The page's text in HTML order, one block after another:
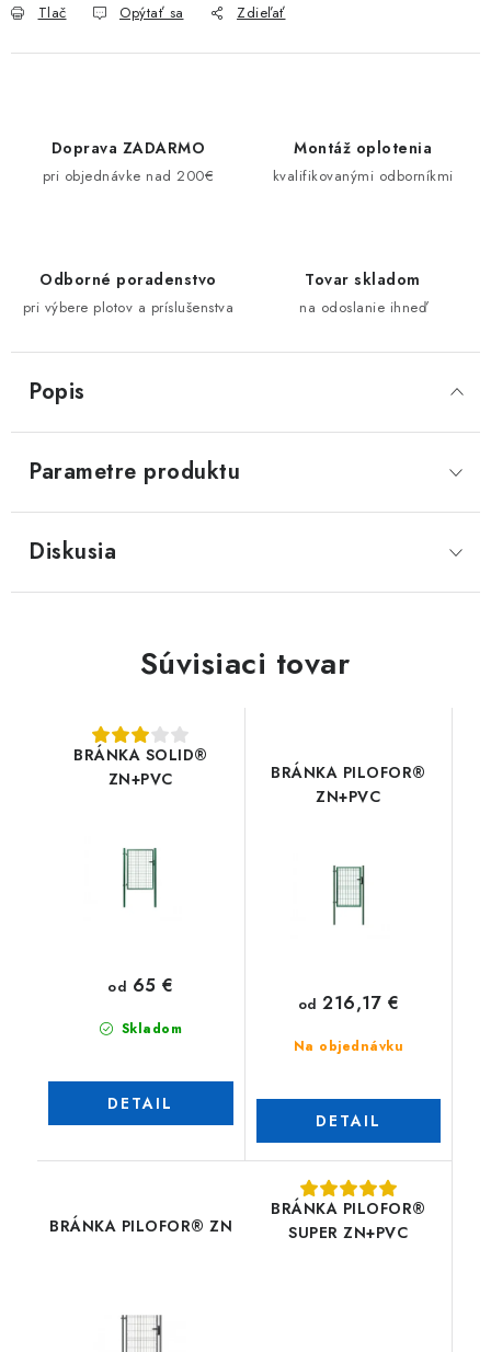
Tlač Opýtať sa Zdieľať
Doprava ZADARMO
pri objednávke nad 200€
Montáž oplotenia
kvalifikovanými odborníkmi
Odborné poradenstvo
pri výbere plotov a príslušenstva
Tovar skladom
na odoslanie ihneď
Popis
Parametre produktu
Diskusia
Súvisiaci tovar
BRÁNKA SOLID®
ZN+PVC
Skladom
od 65 €
DETAIL
BRÁNKA PILOFOR®
ZN+PVC
Na objednávku
od 216,17 €
DETAIL
BRÁNKA PILOFOR® ZN
BRÁNKA PILOFOR®
SUPER ZN+PVC